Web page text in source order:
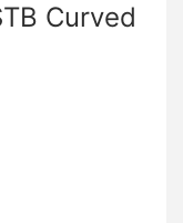
Curved